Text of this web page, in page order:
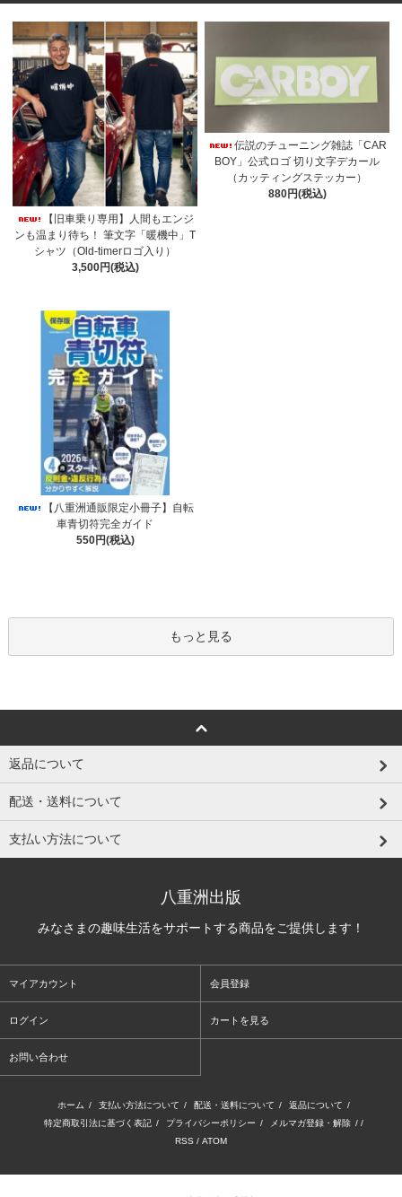
【旧車乗り専用】人間もエンジ
ンも温まり待ち！ 筆文字「暖機中」T
シャツ（Old-timerロゴ入り）
3,500円(税込)
伝説のチューニング雑誌「CAR
BOY」公式ロゴ 切り文字デカール
（カッティングステッカー）
880円(税込)
【八重洲通販限定小冊子】自転
車青切符完全ガイド
550円(税込)
もっと見る
返品について
配送・送料について
支払い方法について
八重洲出版
みなさまの趣味生活をサポートする商品をご提供します！
マイアカウント 会員登録
ログイン カートを見る
お問い合わせ
ホーム / 支払い方法について / 配送・送料について / 返品について /
特定商取引法に基づく表記 / プライバシーポリシー / メルマガ登録・解除 / /
RSS / ATOM